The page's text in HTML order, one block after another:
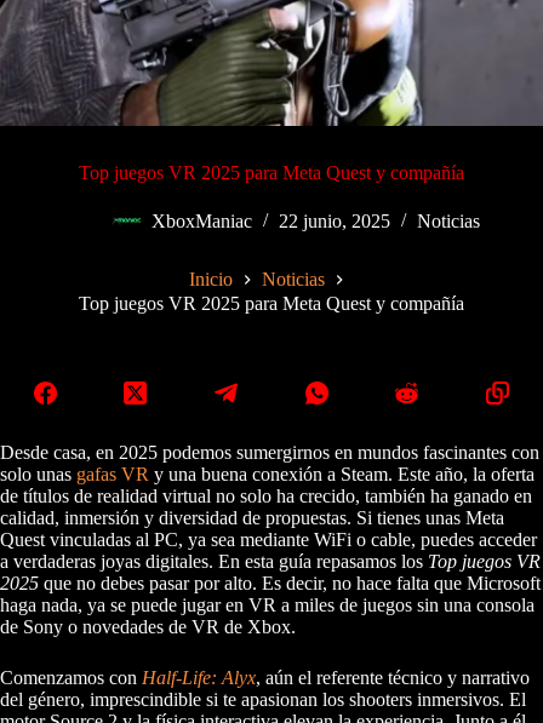
Top juegos VR 2025 para Meta Quest y compañía
XboxManiac 22 junio, 2025 Noticias
Inicio
Noticias
Top juegos VR 2025 para Meta Quest y compañía
Desde casa, en 2025 podemos sumergirnos en mundos fascinantes con
solo unas gafas VR y una buena conexión a Steam. Este año, la oferta
de títulos de realidad virtual no solo ha crecido, también ha ganado en
calidad, inmersión y diversidad de propuestas. Si tienes unas Meta
Quest vinculadas al PC, ya sea mediante WiFi o cable, puedes acceder
a verdaderas joyas digitales. En esta guía repasamos los Top juegos VR
2025 que no debes pasar por alto. Es decir, no hace falta que Microsoft
haga nada, ya se puede jugar en VR a miles de juegos sin una consola
de Sony o novedades de VR de Xbox.
Comenzamos con Half-Life: Alyx, aún el referente técnico y narrativo
del género, imprescindible si te apasionan los shooters inmersivos. El